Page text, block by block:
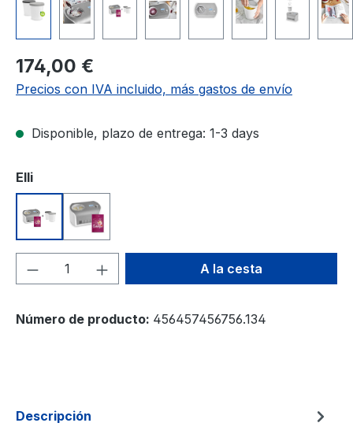
Precio normal:
174,00 €
Precios con IVA incluido, más gastos de envío
Disponible, plazo de entrega: 1-3 days
Seleccione
Elli
Eismaschine mit Kompressor 1,2 l inkl.
Eismaschine mit Kompressor 1,2 l inkl.
Cantidad del producto: introduce la
A la cesta
Número de producto: 456457456756.134
Descripción